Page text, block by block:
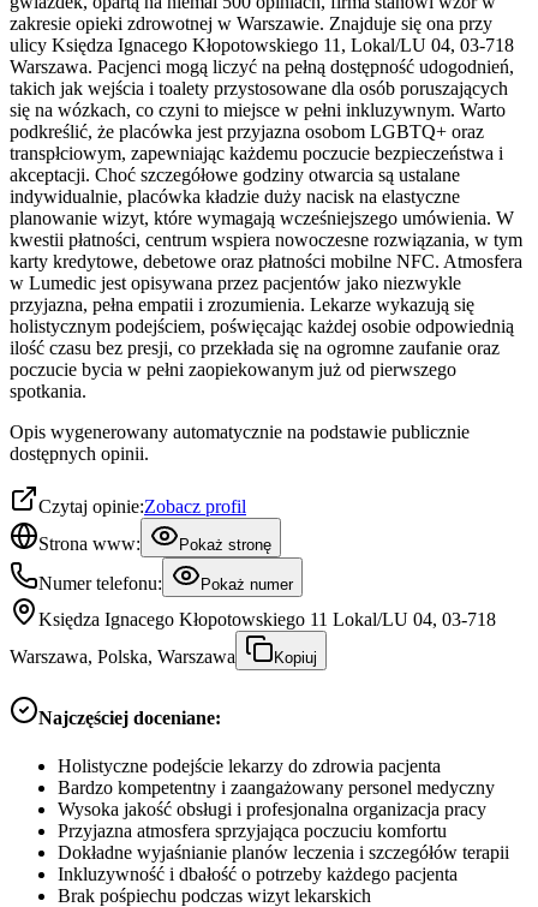
zakresie opieki zdrowotnej w Warszawie. Znajduje się ona przy
ulicy Księdza Ignacego Kłopotowskiego 11, Lokal/LU 04, 03-718
Warszawa. Pacjenci mogą liczyć na pełną dostępność udogodnień,
takich jak wejścia i toalety przystosowane dla osób poruszających
się na wózkach, co czyni to miejsce w pełni inkluzywnym. Warto
podkreślić, że placówka jest przyjazna osobom LGBTQ+ oraz
transpłciowym, zapewniając każdemu poczucie bezpieczeństwa i
akceptacji. Choć szczegółowe godziny otwarcia są ustalane
indywidualnie, placówka kładzie duży nacisk na elastyczne
planowanie wizyt, które wymagają wcześniejszego umówienia. W
kwestii płatności, centrum wspiera nowoczesne rozwiązania, w tym
karty kredytowe, debetowe oraz płatności mobilne NFC. Atmosfera
w Lumedic jest opisywana przez pacjentów jako niezwykle
przyjazna, pełna empatii i zrozumienia. Lekarze wykazują się
holistycznym podejściem, poświęcając każdej osobie odpowiednią
ilość czasu bez presji, co przekłada się na ogromne zaufanie oraz
poczucie bycia w pełni zaopiekowanym już od pierwszego
spotkania.
Opis wygenerowany automatycznie na podstawie publicznie
dostępnych opinii.
Czytaj opinie:Zobacz profil
Strona www:
Pokaż stronę
Numer telefonu: Pokaż numer
Księdza Ignacego Kłopotowskiego 11 Lokal/LU 04, 03-718
Warszawa, Polska, Warszawa
Kopiuj
Najczęściej doceniane:
Holistyczne podejście lekarzy do zdrowia pacjenta
Bardzo kompetentny i zaangażowany personel medyczny
Wysoka jakość obsługi i profesjonalna organizacja pracy
Przyjazna atmosfera sprzyjająca poczuciu komfortu
Dokładne wyjaśnianie planów leczenia i szczegółów terapii
Inkluzywność i dbałość o potrzeby każdego pacjenta
Brak pośpiechu podczas wizyt lekarskich